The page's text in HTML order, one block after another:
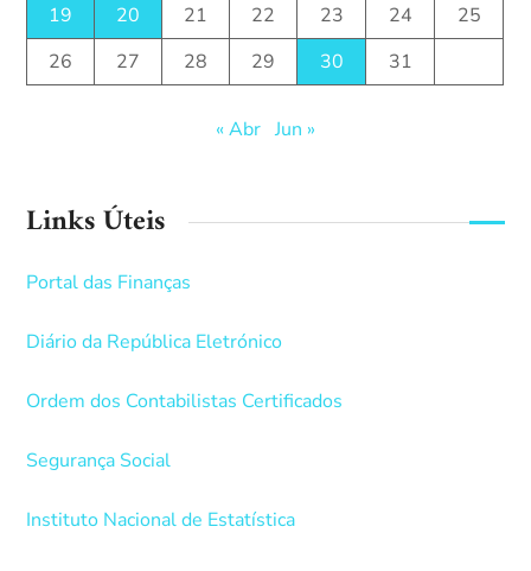
19
20 21 22 23 24
25
26
27 28 29 30 31
« Abr Jun »
Links Úteis
Portal das Finanças
Diário da República Eletrónico
Ordem dos Contabilistas Certificados
Segurança Social
Instituto Nacional de Estatística